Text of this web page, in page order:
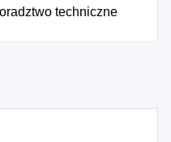
techniczne